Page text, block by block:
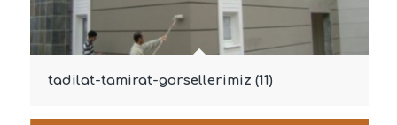
tadilat-tamirat-gorsellerimiz (11)